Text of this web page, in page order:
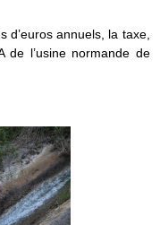
d’euros annuels, la taxe,
de l’usine normande de